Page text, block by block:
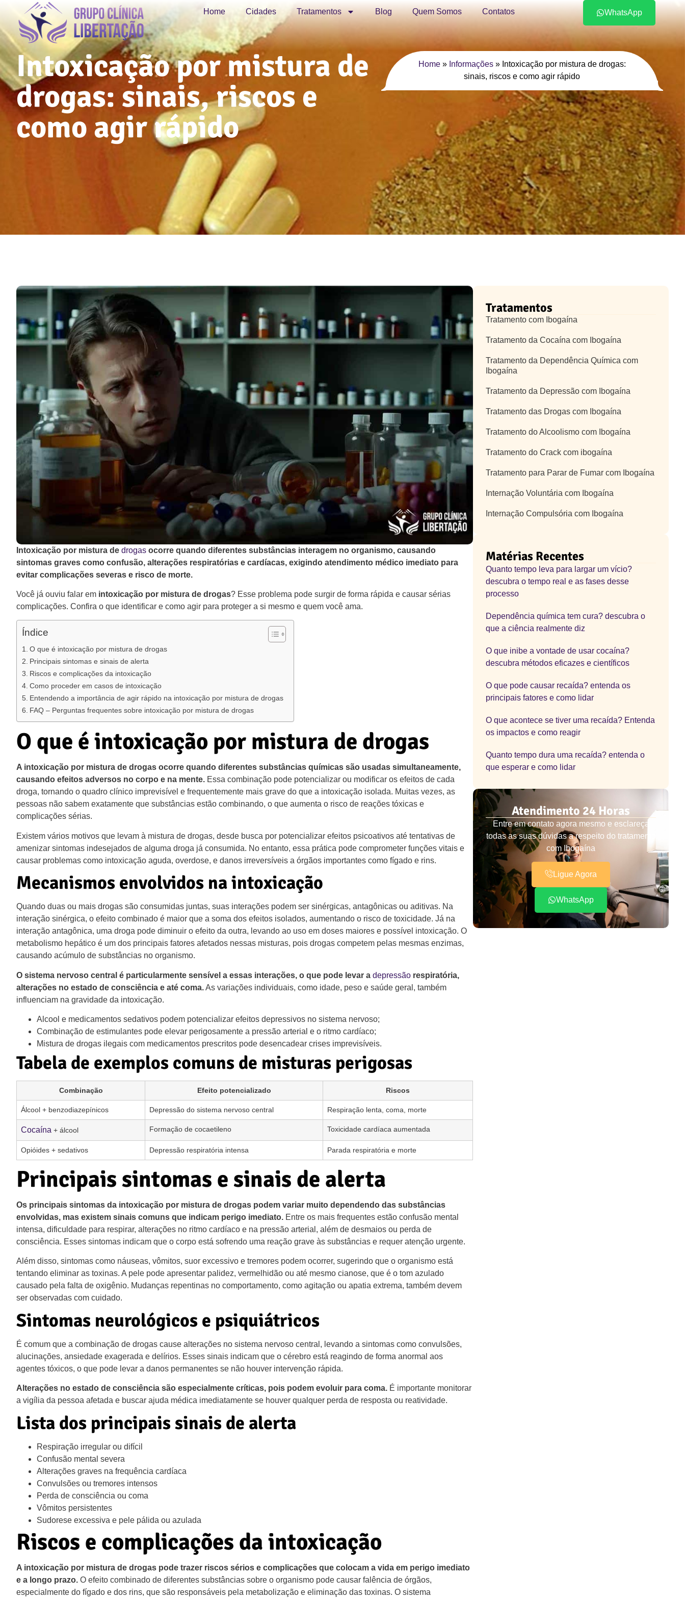
Home Cidades Tratamentos Blog Quem Somos Contatos WhatsApp
Intoxicação por mistura de
drogas: sinais, riscos e
como agir rápido
Home» Informações» Intoxicação por mistura de drogas:
sinais, riscos e como agir rápido
Intoxicação por mistura de drogas ocorre quando diferentes substâncias interagem no organismo, causando
sintomas graves como confusão, alterações respiratórias e cardíacas, exigindo atendimento médico imediato para
evitar complicações severas e risco de morte.
Você já ouviu falar em intoxicação por mistura de drogas? Esse problema pode surgir de forma rápida e causar sérias
complicações. Confira o que identificar e como agir para proteger a si mesmo e quem você ama.
Índice
O que é intoxicação por mistura de drogas
Principais sintomas e sinais de alerta
Riscos e complicações da intoxicação
Como proceder em casos de intoxicação
Entendendo a importância de agir rápido na intoxicação por mistura de drogas
FAQ – Perguntas frequentes sobre intoxicação por mistura de drogas
O que é intoxicação por mistura de drogas
A intoxicação por mistura de drogas ocorre quando diferentes substâncias químicas são usadas simultaneamente,
causando efeitos adversos no corpo e na mente. Essa combinação pode potencializar ou modificar os efeitos de cada
droga, tornando o quadro clínico imprevisível e frequentemente mais grave do que a intoxicação isolada. Muitas vezes, as
pessoas não sabem exatamente que substâncias estão combinando, o que aumenta o risco de reações tóxicas e
complicações sérias.
Existem vários motivos que levam à mistura de drogas, desde busca por potencializar efeitos psicoativos até tentativas de
amenizar sintomas indesejados de alguma droga já consumida. No entanto, essa prática pode comprometer funções vitais e
causar problemas como intoxicação aguda, overdose, e danos irreversíveis a órgãos importantes como fígado e rins.
Mecanismos envolvidos na intoxicação
Quando duas ou mais drogas são consumidas juntas, suas interações podem ser sinérgicas, antagônicas ou aditivas. Na
interação sinérgica, o efeito combinado é maior que a soma dos efeitos isolados, aumentando o risco de toxicidade. Já na
interação antagônica, uma droga pode diminuir o efeito da outra, levando ao uso em doses maiores e possível intoxicação. O
metabolismo hepático é um dos principais fatores afetados nessas misturas, pois drogas competem pelas mesmas enzimas,
causando acúmulo de substâncias no organismo.
O sistema nervoso central é particularmente sensível a essas interações, o que pode levar a depressão respiratória,
alterações no estado de consciência e até coma.As variações individuais, como idade, peso e saúde geral, também
influenciam na gravidade da intoxicação.
Alcool e medicamentos sedativos podem potencializar efeitos depressivos no sistema nervoso;
Combinação de estimulantes pode elevar perigosamente a pressão arterial e o ritmo cardíaco;
Mistura de drogas ilegais com medicamentos prescritos pode desencadear crises imprevisíveis.
Tabela de exemplos comuns de misturas perigosas
Combinação Efeito potencializado Riscos
Álcool + benzodiazepínicos Depressão do sistema nervoso central Respiração lenta, coma, morte
Cocaína + álcool Formação de cocaetileno Toxicidade cardíaca aumentada
Opióides + sedativos Depressão respiratória intensa Parada respiratória e morte
Principais sintomas e sinais de alerta
Os principais sintomas da intoxicação por mistura de drogas podem variar muito dependendo das substâncias
envolvidas, mas existem sinais comuns que indicam perigo imediato. Entre os mais frequentes estão confusão mental
intensa, dificuldade para respirar, alterações no ritmo cardíaco e na pressão arterial, além de desmaios ou perda de
consciência. Esses sintomas indicam que o corpo está sofrendo uma reação grave às substâncias e requer atenção urgente.
Além disso, sintomas como náuseas, vômitos, suor excessivo e tremores podem ocorrer, sugerindo que o organismo está
tentando eliminar as toxinas. A pele pode apresentar palidez, vermelhidão ou até mesmo cianose, que é o tom azulado
causado pela falta de oxigênio. Mudanças repentinas no comportamento, como agitação ou apatia extrema, também devem
ser observadas com cuidado.
Sintomas neurológicos e psiquiátricos
É comum que a combinação de drogas cause alterações no sistema nervoso central, levando a sintomas como convulsões,
alucinações, ansiedade exagerada e delírios. Esses sinais indicam que o cérebro está reagindo de forma anormal aos
agentes tóxicos, o que pode levar a danos permanentes se não houver intervenção rápida.
Alterações no estado de consciência são especialmente críticas, pois podem evoluir para coma. É importante monitorar
a vigília da pessoa afetada e buscar ajuda médica imediatamente se houver qualquer perda de resposta ou reatividade.
Lista dos principais sinais de alerta
Respiração irregular ou difícil
Confusão mental severa
Alterações graves na frequência cardíaca
Convulsões ou tremores intensos
Perda de consciência ou coma
Vômitos persistentes
Sudorese excessiva e pele pálida ou azulada
Riscos e complicações da intoxicação
A intoxicação por mistura de drogas pode trazer riscos sérios e complicações que colocam a vida em perigo imediato
e a longo prazo. O efeito combinado de diferentes substâncias sobre o organismo pode causar falência de órgãos,
especialmente do fígado e dos rins, que são responsáveis pela metabolização e eliminação das toxinas. O sistema
Tratamentos
Tratamento com Ibogaína
Tratamento da Cocaína com Ibogaína
Tratamento da Dependência Química com
Ibogaína
Tratamento da Depressão com Ibogaína
Tratamento das Drogas com Ibogaína
Tratamento do Alcoolismo com Ibogaína
Tratamento do Crack com ibogaína
Tratamento para Parar de Fumar com Ibogaína
Internação Voluntária com Ibogaína
Internação Compulsória com Ibogaína
Matérias Recentes
Quanto tempo leva para largar um vício?
descubra o tempo real e as fases desse
processo
Dependência química tem cura? descubra o
que a ciência realmente diz
O que inibe a vontade de usar cocaína?
descubra métodos eficazes e científicos
O que pode causar recaída? entenda os
principais fatores e como lidar
O que acontece se tiver uma recaída? Entenda
os impactos e como reagir
Quanto tempo dura uma recaída? entenda o
que esperar e como lidar
Atendimento 24 Horas
Entre em contato agora mesmo e esclareça
todas as suas dúvidas a respeito do tratamento
com Ibogaína
Ligue Agora
WhatsApp